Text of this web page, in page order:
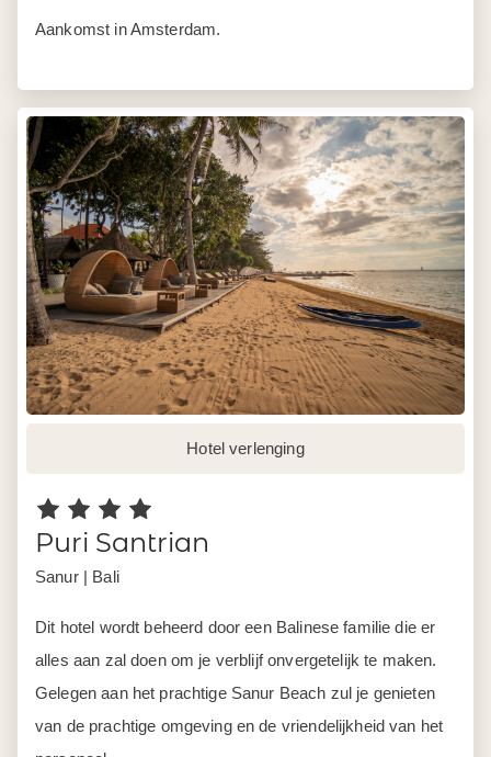
Aankomst in Amsterdam.
Hotel verlenging
Puri Santrian
Sanur | Bali
Dit hotel wordt beheerd door een Balinese familie die er
alles aan zal doen om je verblijf onvergetelijk te maken.
Gelegen aan het prachtige Sanur Beach zul je genieten
van de prachtige omgeving en de vriendelijkheid van het